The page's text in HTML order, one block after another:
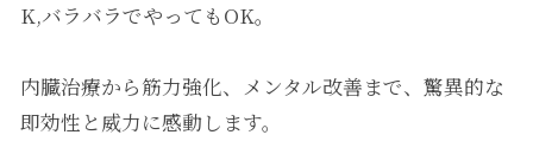
K,バラバラでやってもOK。
内臓治療から筋力強化、メンタル改善まで、驚異的な
即効性と威力に感動します。